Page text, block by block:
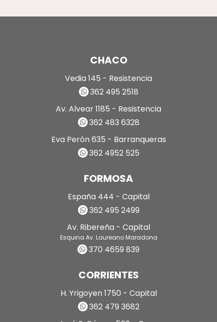
CHACO
Vedia 145 - Resistencia
362 495 2518
Av. Alvear 1185 - Resistencia
362 483 6328
Eva Perón 635 - Barranqueras
362 4952 525
FORMOSA
España 444 - Capital
362 495 2499
Av. Ribereña - Capital
Esquina Av. Laureano Maradona
370 4659 839
CORRIENTES
H. Yrigoyen 1750 - Capital
362 479 3682